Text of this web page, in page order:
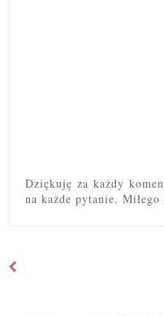
Dziękuję za każdy
na każde pytanie. Miłego